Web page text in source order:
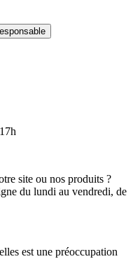
site ou nos produits ?
du lundi au vendredi, de
est une préoccupation